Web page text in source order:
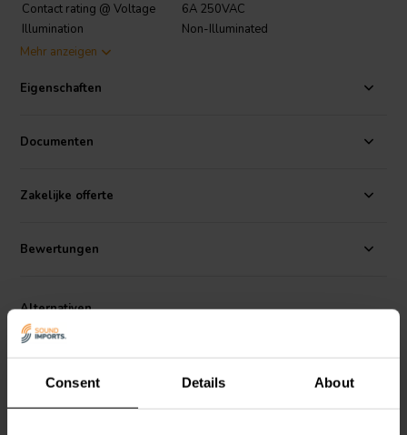
Consent Details About
Contact rating @ Voltage
6A 250VAC
Illumination
Non-Illuminated
Housing dimensions
Mehr anzeigen
Eigenschaften
Documenten
Zakelijke offerte
Bewertungen
Alternativen